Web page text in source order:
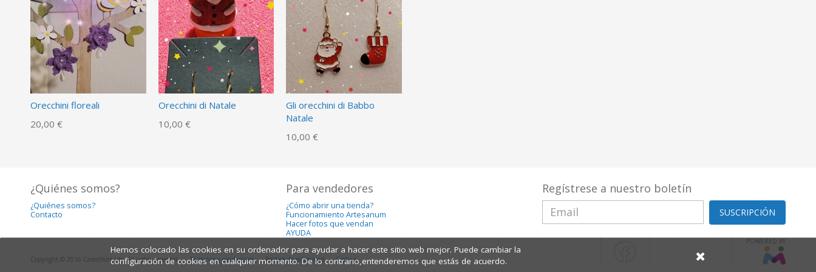
Orecchini floreali
20,00 €
Orecchini di Natale
10,00 €
Gli orecchini di Babbo
Natale
10,00 €
¿Quiénes somos?
¿Quiénes somos?
Contacto
Para vendedores
¿Cómo abrir una tienda?
Funcionamiento Artesanum
Hacer fotos que vendan
AYUDA
Regístrese a nuestro boletín
SUSCRIPCIÓN
Copyright © 2016 Castelltort Ldt. All rights reserved. Términos y condiciones Política de privacidad Cookies
POWERED BY
Hemos colocado las cookies en su ordenador para ayudar a hacer este sitio web mejor. Puede cambiar la
configuración de cookies en cualquier momento. De lo contrario,entenderemos que estás de acuerdo.